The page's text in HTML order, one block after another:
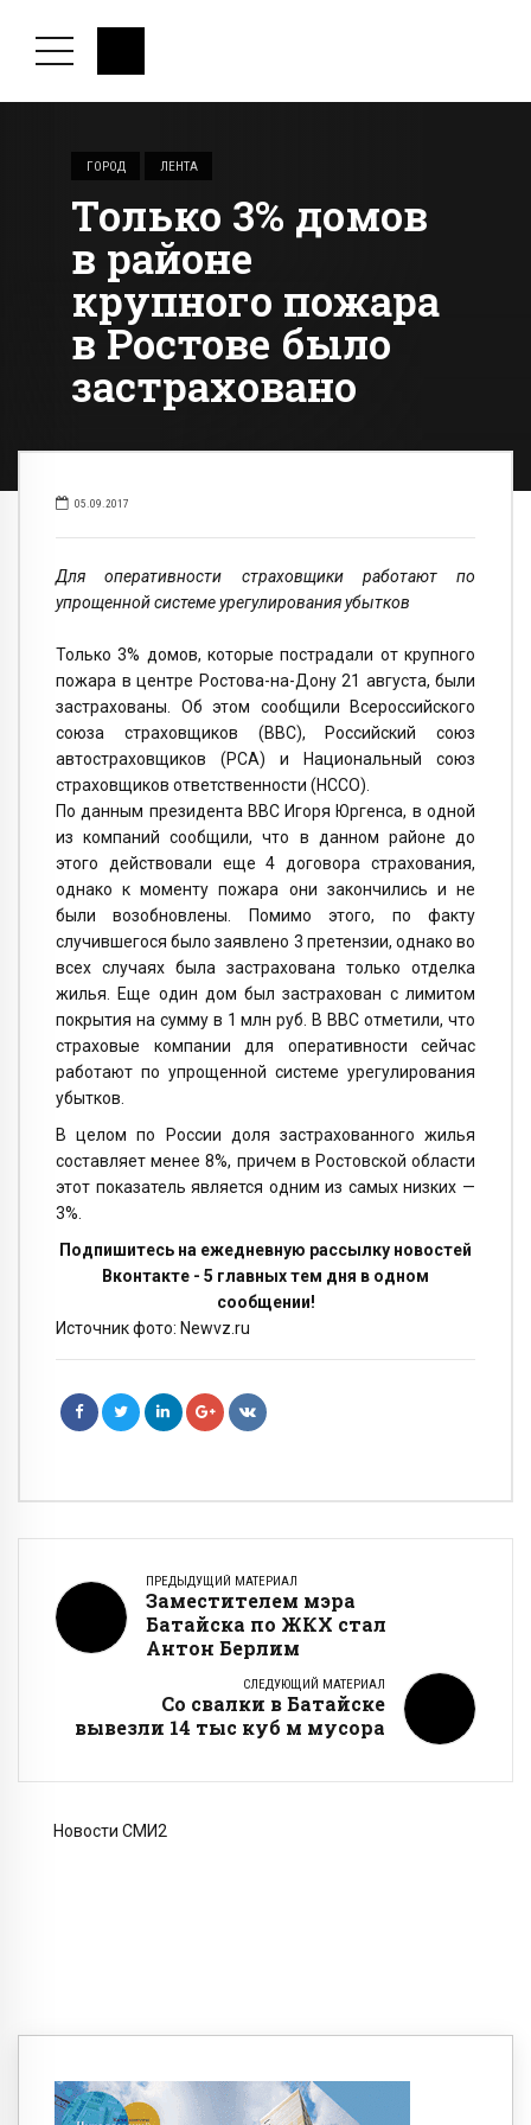
ГОРОД ЛЕНТА
Только 3% домов
в районе
крупного пожара
в Ростове было
застраховано
05.09.2017
Для оперативности страховщики работают по
упрощенной системе урегулирования убытков
Только 3% домов, которые пострадали от крупного
пожара в центре Ростова-на-Дону 21 августа, были
застрахованы. Об этом сообщили Всероссийского
союза страховщиков (ВВС), Российский союз
автостраховщиков (РСА) и Национальный союз
страховщиков ответственности (НССО).
По данным президента ВВС Игоря Юргенса, в одной
из компаний сообщили, что в данном районе до
этого действовали еще 4 договора страхования,
однако к моменту пожара они закончились и не
были возобновлены. Помимо этого, по факту
случившегося было заявлено 3 претензии, однако во
всех случаях была застрахована только отделка
жилья. Еще один дом был застрахован с лимитом
покрытия на сумму в 1 млн руб. В ВВС отметили, что
страховые компании для оперативности сейчас
работают по упрощенной системе урегулирования
убытков.
В целом по России доля застрахованного жилья
составляет менее 8%, причем в Ростовской области
этот показатель является одним из самых низких —
3%.
Подпишитесь на ежедневную рассылку новостей
Вконтакте - 5 главных тем дня в одном
сообщении!
Источник фото: Newvz.ru
ПРЕДЫДУЩИЙ МАТЕРИАЛ
Заместителем мэра
Батайска по ЖКХ стал
Антон Берлим
СЛЕДУЮЩИЙ МАТЕРИАЛ
Со свалки в Батайске
вывезли 14 тыс куб м мусора
Новости СМИ2